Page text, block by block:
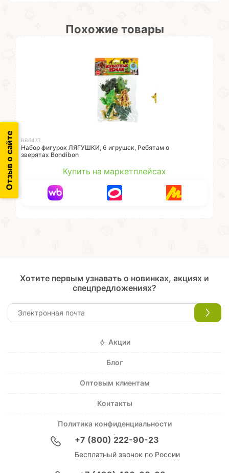
Похожие товары
ВВ6477
Набор фигурок ЛЯГУШКИ, 6 игрушек, Ребятам о
зверятах Bondibon
Купить на маркетплейсах
Отзыв о сайте
Хотите первым узнавать о новинках, акциях и
спецпредложениях?
Акции
Блог
Оптовым клиентам
Контакты
Политика конфиденциальности
+7 (800) 222-90-23
Бесплатный звонок по России